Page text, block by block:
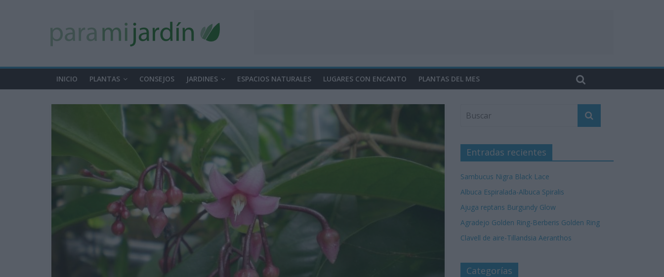
INICIO PLANTAS CONSEJOS JARDINES ESPACIOS NATURALES LUGARES CON ENCANTO PLANTAS DEL MES
Entradas recientes
Sambucus Nigra Black Lace
Albuca Espiralada-Albuca Spiralis
Ajuga reptans Burgundy Glow
Agradejo Golden Ring-Berberis Golden Ring
Clavell de aire-Tillandsia Aeranthos
Categorías